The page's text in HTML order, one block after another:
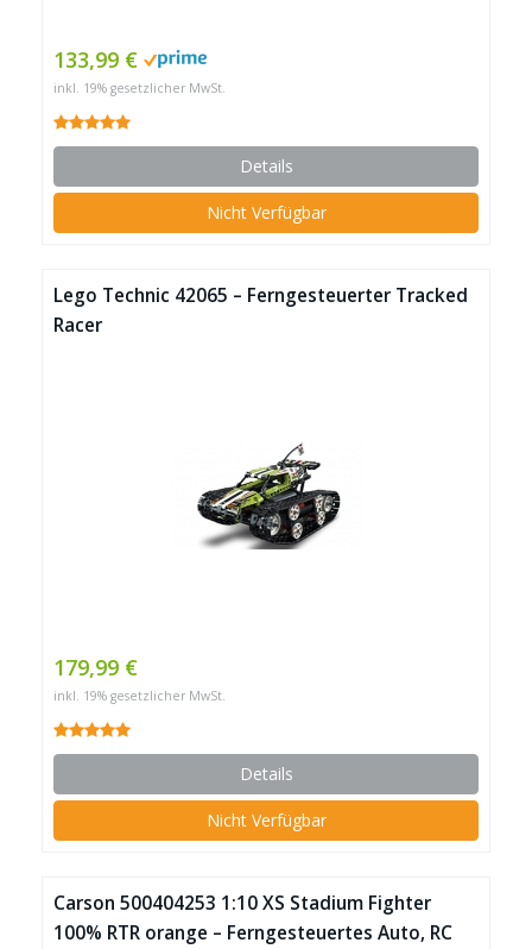
133,99 €
inkl. 19% gesetzlicher MwSt.
Details
Nicht Verfügbar
Lego Technic 42065 – Ferngesteuerter Tracked
Racer
179,99 €
inkl. 19% gesetzlicher MwSt.
Details
Nicht Verfügbar
Carson 500404253 1:10 XS Stadium Fighter
100% RTR orange – Ferngesteuertes Auto, RC